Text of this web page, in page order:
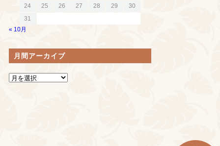
24
25 26 27 28 29
30
31
« 10月
月間アーカイブ